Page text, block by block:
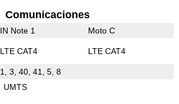
Comunicaciones
IN Note 1 Moto C
LTE CAT4 LTE CAT4
1, 3, 40, 41, 5, 8
UMTS